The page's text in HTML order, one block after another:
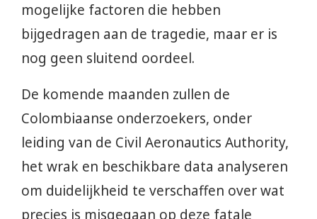
mogelijke factoren die hebben
bijgedragen aan de tragedie, maar er is
nog geen sluitend oordeel.
De komende maanden zullen de
Colombiaanse onderzoekers, onder
leiding van de Civil Aeronautics Authority,
het wrak en beschikbare data analyseren
om duidelijkheid te verschaffen over wat
precies is misgegaan op deze fatale